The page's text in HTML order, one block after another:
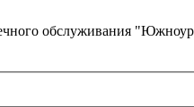
обслуживания